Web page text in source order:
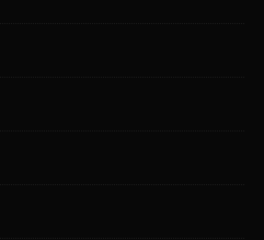
メントユニット
A20